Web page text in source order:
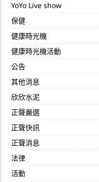
YoYo Live show
保健
健康時光機
健康時光機活動
公告
其他消息
欣欣水泥
正聲嚴選
正聲快訊
正聲消息
法律
活動